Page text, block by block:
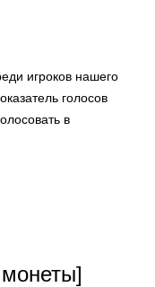
игроков нашего
голосов
в